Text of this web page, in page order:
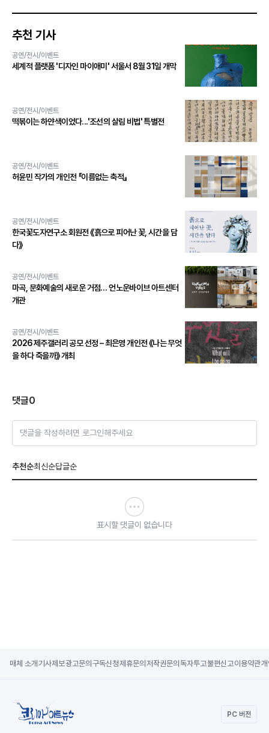
추천 기사
공연/전시/이벤트
세계적 플랫폼 '디자인 마이애미' 서울서 8월 31일 개막
공연/전시/이벤트
떡볶이는 하얀색이었다...'조선의 살림 비법' 특별전
공연/전시/이벤트
허윤민 작가의 개인전 『이름없는 축적』
공연/전시/이벤트
한국꽃도자연구소 회원전 《흙으로 피어난 꽃, 시간을 담
다》
공연/전시/이벤트
마곡, 문화예술의 새로운 거점… 언노운바이브 아트센터
개관
공연/전시/이벤트
2026 제주갤러리 공모 선정 – 최은영 개인전 《나는 무엇
을 하다 죽을까》 개최
댓글0
댓글을 작성하려면 로그인해주세요
추천순최신순답글순
표시할 댓글이 없습니다
매체 소개 기사제보광고문의 구독신청제휴문의 저작권문의 독자투고불편신고이용약관
PC 버전